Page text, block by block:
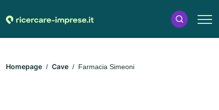
Homepage Cave Farmacia Simeoni